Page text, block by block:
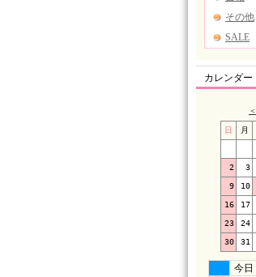
カレンダー
＜
日 月
2 3
9 10
16 17
23 24
30 31
今日